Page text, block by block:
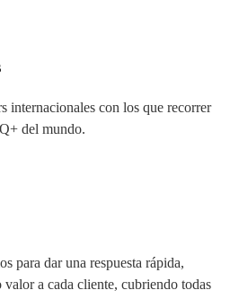
internacionales con los que recorrer
del mundo.
para dar una respuesta rápida,
a cada cliente, cubriendo todas